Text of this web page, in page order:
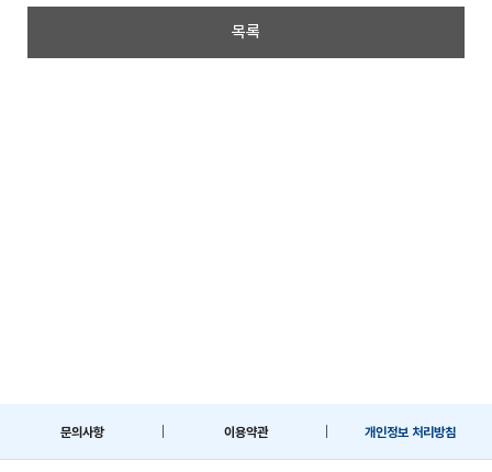
목록
문의사항 이용약관 개인정보 처리방침